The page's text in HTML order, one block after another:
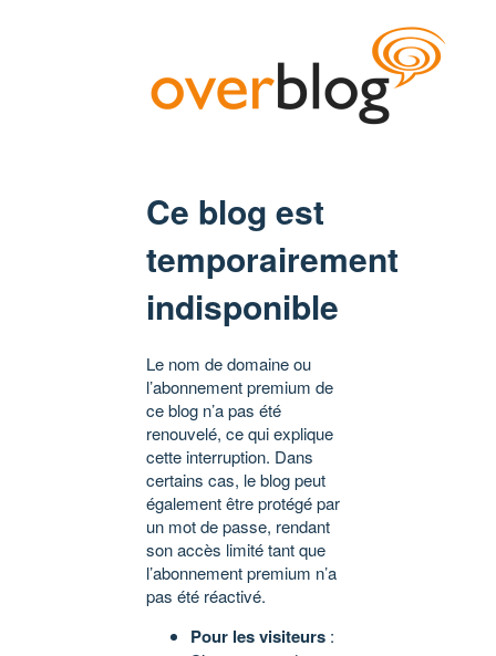
Ce blog est
temporairement
indisponible
Le nom de domaine ou
l’abonnement premium de
ce blog n’a pas été
renouvelé, ce qui explique
cette interruption. Dans
certains cas, le blog peut
également être protégé par
un mot de passe, rendant
son accès limité tant que
l’abonnement premium n’a
pas été réactivé.
Pour les visiteurs :